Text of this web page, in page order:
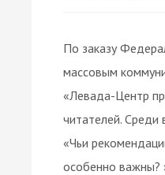
По заказу
массовым
«Левада-Центр
читателей. Среди
«Чьи
особенно важны?